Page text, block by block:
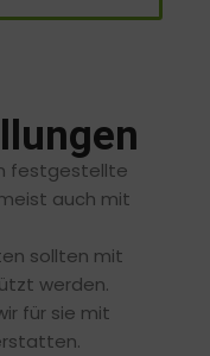
festgestellte
auch mit
sollten mit
werden.
für sie mit